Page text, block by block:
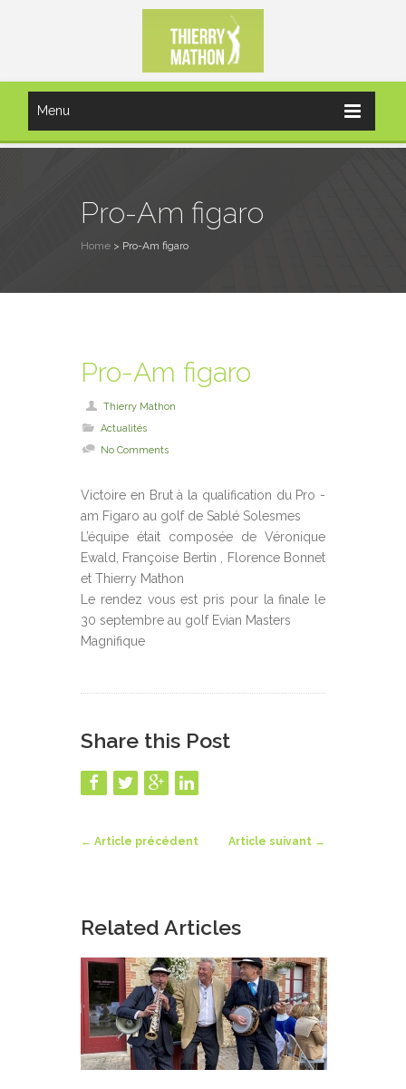
Menu
Pro-Am figaro
Home > Pro-Am figaro
Pro-Am figaro
Thierry Mathon
Actualités
No Comments
Victoire en Brut à la qualification du Pro -
am Figaro au golf de Sablé Solesmes
L’équipe était composée de Véronique
Ewald, Françoise Bertin , Florence Bonnet
et Thierry Mathon
Le rendez vous est pris pour la finale le
30 septembre au golf Evian Masters
Magnifique
Share this Post
← Article précédent Article suivant →
Related Articles